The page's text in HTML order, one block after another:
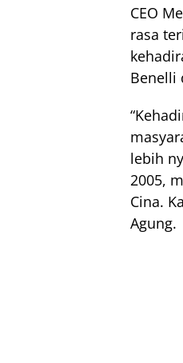
CEO
rasa
Benelli
lebih
2005,
Cina.
Agung.